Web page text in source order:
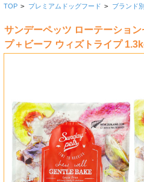
TOP > プレミアムドッグフード > ブランド別
サンデーペッツ ローテーショ
プ＋ビーフ ウィズトライプ